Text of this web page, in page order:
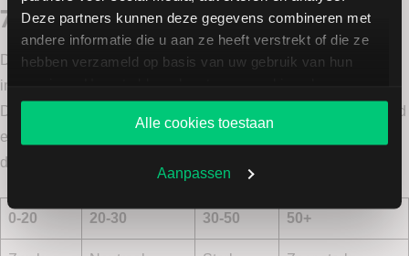
Deze partners kunnen deze gegevens combineren met
andere informatie die u aan ze heeft verstrekt of die ze
hebben verzameld op basis van uw gebruik van hun
website blijft gebruiken.
Alle cookies toestaan
Aanpassen
7.ADX indicator
De tweede indicator die in deze top 8 populairste technische
indicatoren onder LYNX aan bod komt, is de ADX indicator.
Deze indicator vertelt u iets over de kracht van de huidige trend
en geeft, in tegenstelling tot de meeste indicatoren, geen
duidelijkheid over de richting van de trend.
0-20 20-30 30-50 50+